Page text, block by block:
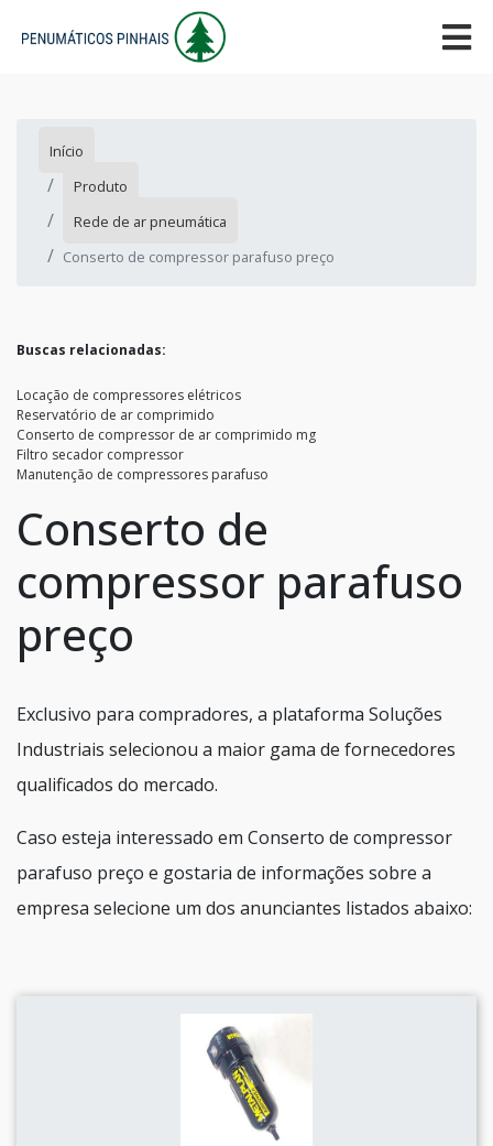
Início
Produto
Rede de ar pneumática
Conserto de compressor parafuso preço
Buscas relacionadas:
Locação de compressores elétricos
Reservatório de ar comprimido
Conserto de compressor de ar comprimido mg
Filtro secador compressor
Manutenção de compressores parafuso
Conserto de
compressor parafuso
preço
Exclusivo para compradores, a plataforma Soluções
Industriais selecionou a maior gama de fornecedores
qualificados do mercado.
Caso esteja interessado em Conserto de compressor
parafuso preço e gostaria de informações sobre a
empresa selecione um dos anunciantes listados abaixo: